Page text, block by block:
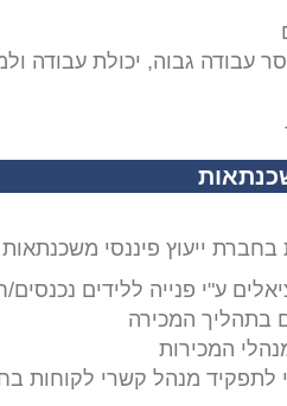
עבודה גבוה, יכולת עבודה
ייעוץ פיננסי משכנתאות
ע"י פנייה ללידים
בתהליך המכירה
המכירות
לתפקיד מנהל קשרי לקוחות